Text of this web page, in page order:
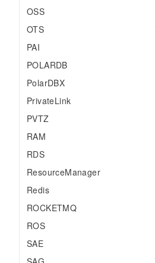
OSS
OTS
PAI
POLARDB
PolarDBX
PrivateLink
PVTZ
RAM
RDS
ResourceManager
Redis
ROCKETMQ
ROS
SAE